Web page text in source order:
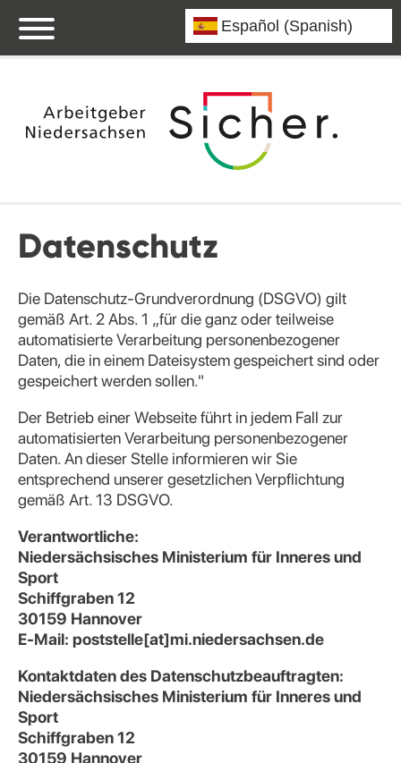
Datenschutz
Die Datenschutz-Grundverordnung (DSGVO) gilt
gemäß Art. 2 Abs. 1 „für die ganz oder teilweise
automatisierte Verarbeitung personenbezogener
Daten, die in einem Dateisystem gespeichert sind oder
gespeichert werden sollen."
Der Betrieb einer Webseite führt in jedem Fall zur
automatisierten Verarbeitung personenbezogener
Daten. An dieser Stelle informieren wir Sie
entsprechend unserer gesetzlichen Verpflichtung
gemäß Art. 13 DSGVO.
Verantwortliche:
Niedersächsisches Ministerium für Inneres und
Sport
Schiffgraben 12
30159 Hannover
E-Mail: poststelle[at]mi.niedersachsen.de
Kontaktdaten des Datenschutzbeauftragten:
Niedersächsisches Ministerium für Inneres und
Sport
Schiffgraben 12
30159 Hannover